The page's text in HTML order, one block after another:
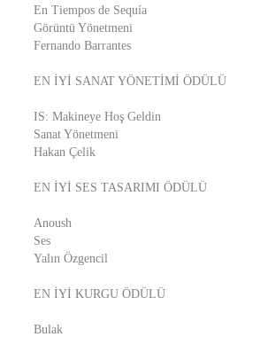
En Tiempos de Sequía
Görüntü Yönetmeni
Fernando Barrantes
EN İYİ SANAT YÖNETİMİ ÖDÜLÜ
IS: Makineye Hoş Geldin
Sanat Yönetmeni
Hakan Çelik
EN İYİ SES TASARIMI ÖDÜLÜ
Anoush
Ses
Yalın Özgencil
EN İYİ KURGU ÖDÜLÜ
Bulak